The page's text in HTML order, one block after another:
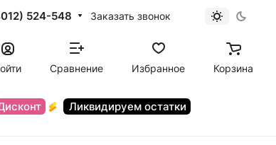
524-548 Заказать звонок
Сравнение Избранное Корзина
Ликвидируем остатки